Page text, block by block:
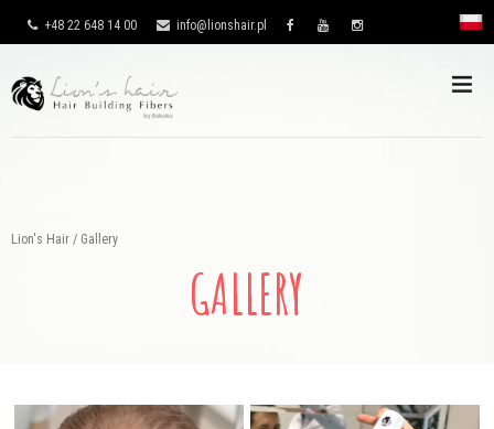
+48 22 648 14 00 info@lionshair.pl
Lion's Hair / Gallery
GALLERY